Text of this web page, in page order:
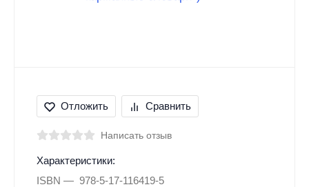
Отложить Сравнить
Написать отзыв
Характеристики:
ISBN
978-5-17-116419-5